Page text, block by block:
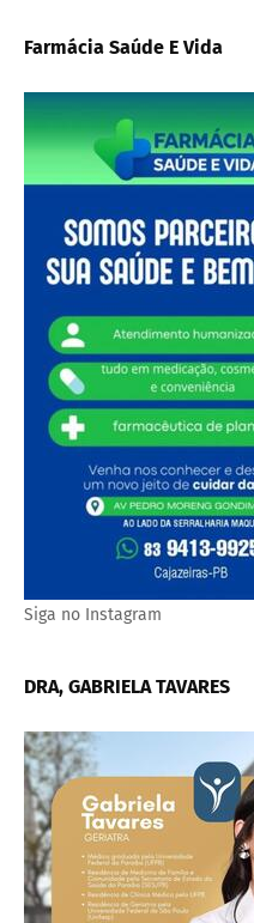
Farmácia Saúde E Vida
Siga no Instagram
DRA, GABRIELA TAVARES